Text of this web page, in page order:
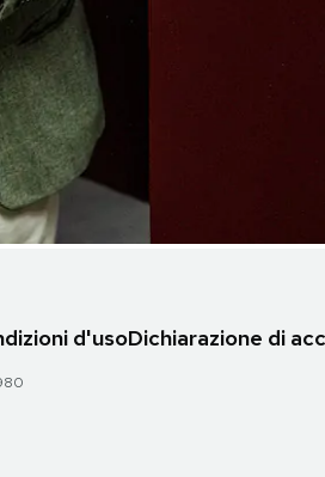
d'usoDichiarazione di